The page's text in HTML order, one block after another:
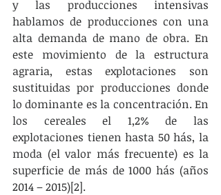
y las producciones intensivas
hablamos de producciones con una
alta demanda de mano de obra. En
este movimiento de la estructura
agraria, estas explotaciones son
sustituidas por producciones donde
lo dominante es la concentración. En
los cereales el 1,2% de las
explotaciones tienen hasta 50 hás, la
moda (el valor más frecuente) es la
superficie de más de 1000 hás (años
2014 – 2015)[2].